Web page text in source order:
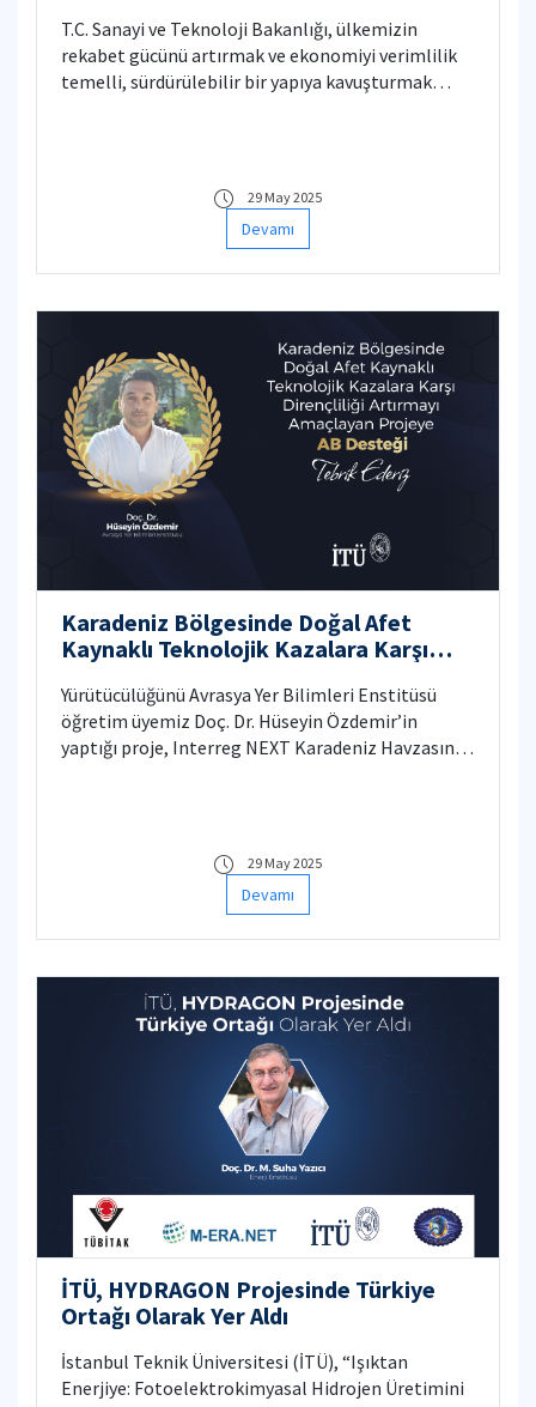
T.C. Sanayi ve Teknoloji Bakanlığı, ülkemizin
rekabet gücünü artırmak ve ekonomiyi verimlilik
temelli, sürdürülebilir bir yapıya kavuşturmak
29 May 2025
Devamı
Karadeniz Bölgesinde Doğal Afet
Kaynaklı Teknolojik Kazalara Karşı
Projeye AB Desteği
Yürütücülüğünü Avrasya Yer Bilimleri Enstitüsü
öğretim üyemiz Doç. Dr. Hüseyin Özdemir’in
yaptığı proje, Interreg NEXT Karadeniz Havzasında
29 May 2025
Devamı
İTÜ, HYDRAGON Projesinde Türkiye
Ortağı Olarak Yer Aldı
İstanbul Teknik Üniversitesi (İTÜ), “Işıktan
Enerjiye: Fotoelektrokimyasal Hidrojen Üretimini